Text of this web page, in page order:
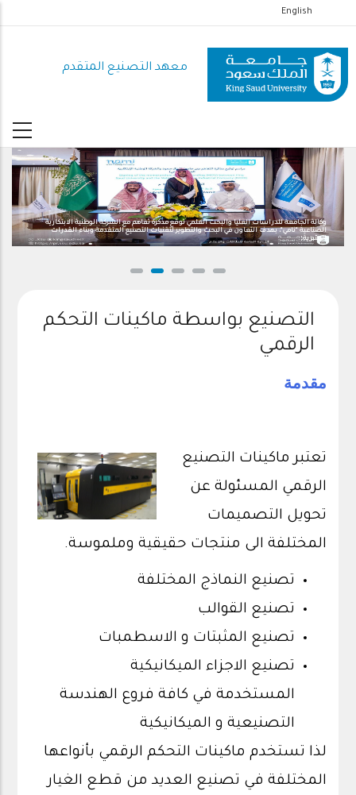
إلى
المحتوى
الرئيسي
English
معهد التصنيع المتقدم
وكالة الجامعة للدراسات العليا والبحث العلمي توقع مذكرة تفاهم مع الشركة الوطنية الابتكارية
الصناعية "نامي"، بهدف التعاون في البحث والتطوير لتقنيات التصنيع المتقدمة وبناء القدرات
البشرية.
التصنيع بواسطة ماكينات التحكم
الرقمي
مقدمة
تعتبر ماكينات التصنيع
الرقمي المسئولة عن
تحويل التصميمات
المختلفة الى منتجات حقيقية وملموسة.
تصنيع النماذج المختلفة
تصنيع القوالب
تصنيع المثبتات و الاسطمبات
تصنيع الاجزاء الميكانيكية
المستخدمة في كافة فروع الهندسة
التصنيعية و الميكانيكية
لذا تستخدم ماكينات التحكم الرقمي بأنواعها
المختلفة في تصنيع العديد من قطع الغيار